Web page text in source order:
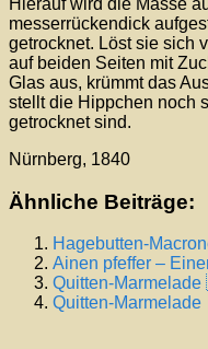
messerrückendick
getrocknet. Löst sie sich
auf beiden Seiten mit
Glas aus, krümmt das
stellt die Hippchen noch
getrocknet sind.
Nürnberg, 1840
Ähnliche Beiträge:
Hagebutten-
Ainen pfeffer –
Quitten-
Quitten-Marmelade